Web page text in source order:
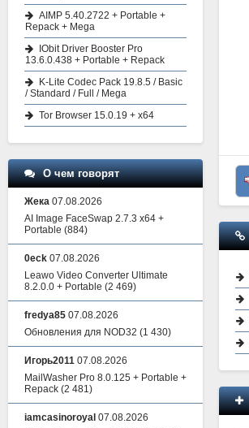
AIMP 5.40.2722 + Portable +
Repack + Mega
IObit Driver Booster Pro
13.6.0.438 + Portable + Repack
K-Lite Codec Pack 19.8.5 / Basic
/ Standard / Full / Mega
Tor Browser 15.0.19 + x64
О чем говорят
Жека 07.08.2026
AI Image FaceSwap 2.7.3 x64 +
Portable (884)
0eck 07.08.2026
Leawo Video Converter Ultimate
8.2.0.0 + Portable (2 469)
fredya85 07.08.2026
Обновления для NOD32 (1 430)
Игорь2011 07.08.2026
MailWasher Pro 8.0.125 + Portable +
Repack (2 481)
iamcasinoroyal 07.08.2026